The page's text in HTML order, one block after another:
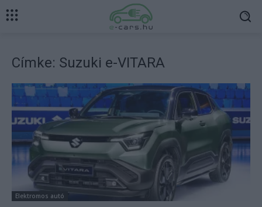
Címke: Suzuki e-VITARA
Elektromos autó